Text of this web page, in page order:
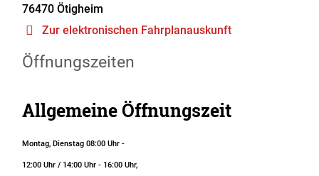
76470 Ötigheim
Zur elektronischen Fahrplanauskunft
Öffnungszeiten
Allgemeine Öffnungszeit
Montag, Dienstag 08:00 Uhr -
12:00 Uhr / 14:00 Uhr - 16:00 Uhr,